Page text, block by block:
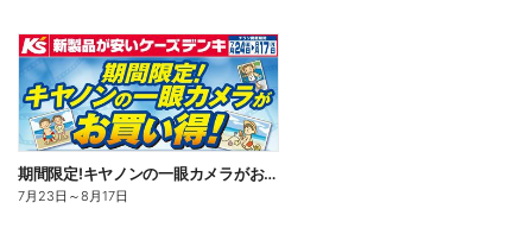
期間限定!キヤノンの一眼カメラがお買い得!
7月23日 ～8月17日